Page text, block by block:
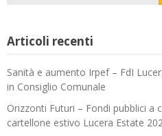
Articoli recenti
Sanità e aumento Irpef – FdI
in Consiglio Comunale
Orizzonti Futuri – Fondi pubblici a
cartellone estivo Lucera Estate